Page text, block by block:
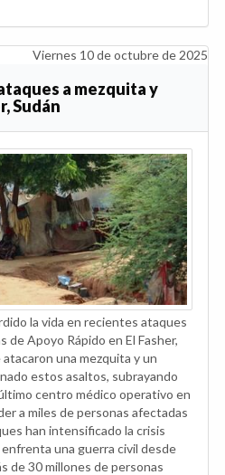
Viernes 10 de octubre de 2025
a mezquita y
Sudán
la vida en recientes ataques
de Apoyo Rápido en El Fasher,
una mezquita y un
estos asaltos, subrayando
centro médico operativo en
a miles de personas afectadas
han intensificado la crisis
una guerra civil desde
de 30 millones de personas